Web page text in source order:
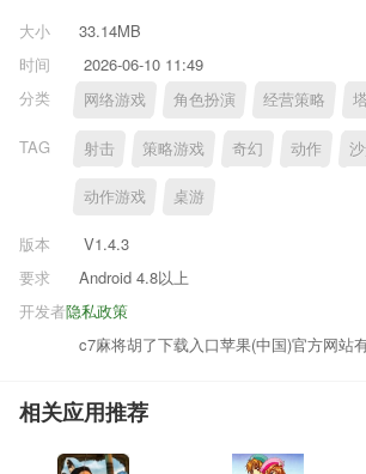
大小
33.14MB
时间
2026-06-10 11:49
分类
网络游戏 角色扮演 经营策略
TAG 射击 策略游戏 奇幻 动作
动作游戏 桌游
版本
V1.4.3
要求
Android 4.8以上
隐私政策
开发者
c7麻将胡了下载入口苹果(中国)官方网站
相关应用推荐